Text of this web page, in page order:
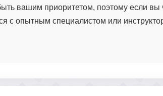
вашим приоритетом, поэтому если вы
с опытным специалистом или